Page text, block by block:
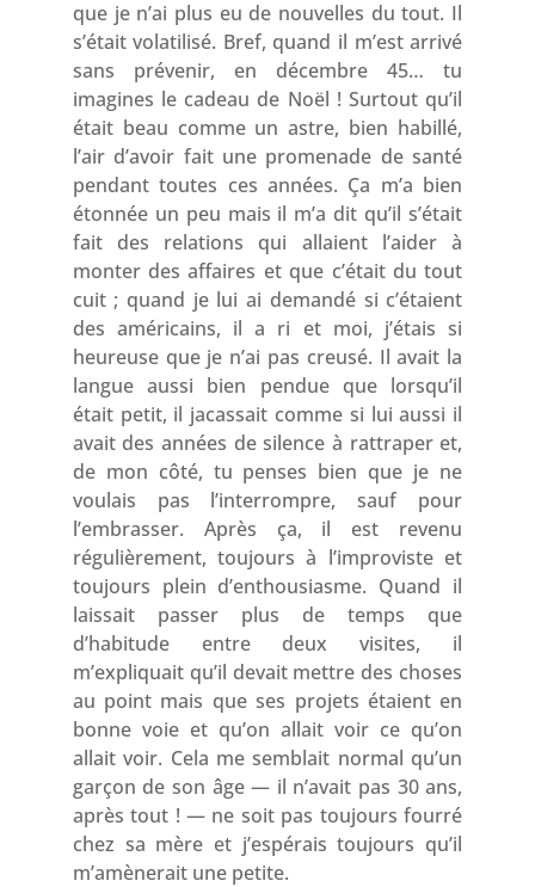
que je n’ai plus eu de nouvelles du tout. Il
s’était volatilisé. Bref, quand il m’est arrivé
sans prévenir, en décembre 45… tu
imagines le cadeau de Noël ! Surtout qu’il
était beau comme un astre, bien habillé,
l’air d’avoir fait une promenade de santé
pendant toutes ces années. Ça m’a bien
étonnée un peu mais il m’a dit qu’il s’était
fait des relations qui allaient l’aider à
monter des affaires et que c’était du tout
cuit ; quand je lui ai demandé si c’étaient
des américains, il a ri et moi, j’étais si
heureuse que je n’ai pas creusé. Il avait la
langue aussi bien pendue que lorsqu’il
était petit, il jacassait comme si lui aussi il
avait des années de silence à rattraper et,
de mon côté, tu penses bien que je ne
voulais pas l’interrompre, sauf pour
l’embrasser. Après ça, il est revenu
régulièrement, toujours à l’improviste et
toujours plein d’enthousiasme. Quand il
laissait passer plus de temps que
d’habitude entre deux visites, il
m’expliquait qu’il devait mettre des choses
au point mais que ses projets étaient en
bonne voie et qu’on allait voir ce qu’on
allait voir. Cela me semblait normal qu’un
garçon de son âge — il n’avait pas 30 ans,
après tout ! — ne soit pas toujours fourré
chez sa mère et j’espérais toujours qu’il
m’amènerait une petite.